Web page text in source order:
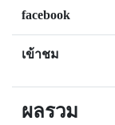
facebook
เข้าชม
ผลรวม